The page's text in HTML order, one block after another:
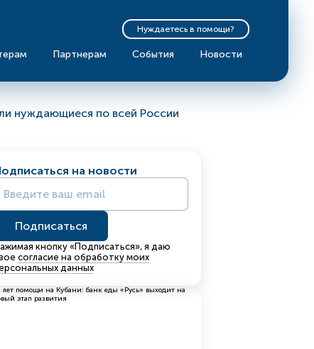
Нуждаетесь в помощи?
Партнерам События Новости
нуждающиеся по всей России
на новости
кнопку «Подписаться», я даю
согласие на обработку моих
данных